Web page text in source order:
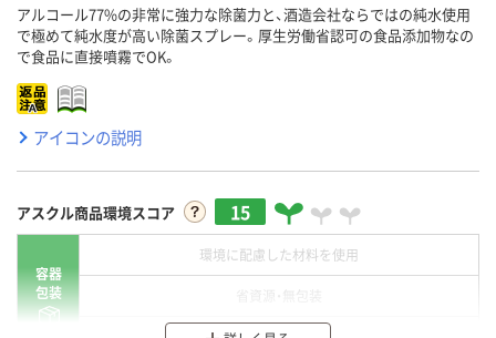
アルコール77%の非常に強力な除菌力と、酒造会社ならではの純水使用
で極めて純水度が高い除菌スプレー。厚生労働省認可の食品添加物なの
で食品に直接噴霧でOK。
アイコンの説明
アスクル商品環境スコア 15
容器
包装
環境に配慮した材料を使用